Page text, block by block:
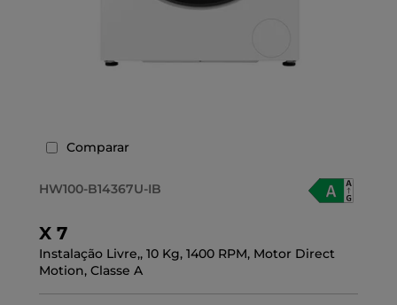
Comparar
HW100-B14367U-IB
X 7
Instalação Livre,, 10 Kg, 1400 RPM, Motor Direct
Motion, Classe A